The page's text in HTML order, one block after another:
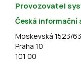
Provozovatel
Česká
Moskevská 1523/63
Praha 10
101 00